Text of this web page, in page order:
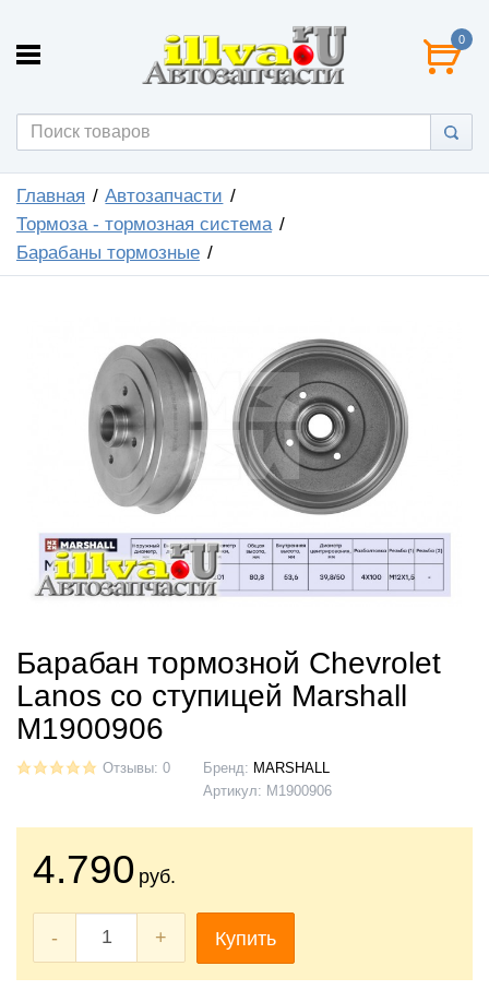
0
Главная
Автозапчасти
Тормоза - тормозная система
Барабаны тормозные
Барабан тормозной Chevrolet
Lanos со ступицей Marshall
M1900906
Отзывы: 0 Бренд: MARSHALL
Артикул: M1900906
4.790 руб.
- + Купить